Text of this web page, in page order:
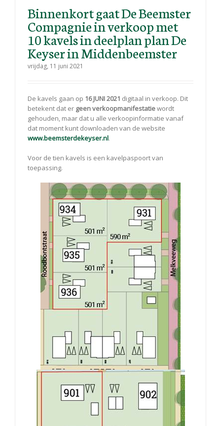
Binnenkort gaat De Beemster
Compagnie in verkoop met
10 kavels in deelplan plan De
Keyser in Middenbeemster
vrijdag, 11 juni 2021
De kavels gaan op 16 JUNI 2021 digitaal in verkoop. Dit
betekent dat er geen verkoopmanifestatiewordt
gehouden, maar dat u alle verkoopinformatie vanaf
dat moment kunt downloaden van de website
www.beemsterdekeyser.nl.
Voor de tien kavels is een kavelpaspoort van
toepassing.